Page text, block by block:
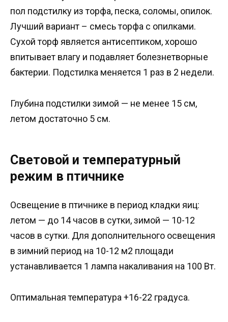
пол подстилку из торфа, песка, соломы, опилок.
Лучший вариант – смесь торфа с опилками.
Сухой торф является антисептиком, хорошо
впитывает влагу и подавляет болезнетворные
бактерии. Подстилка меняется 1 раз в 2 недели.
Глубина подстилки зимой — не менее 15 см,
летом достаточно 5 см.
Световой и температурный
режим в птичнике
Освещение в птичнике в период кладки яиц:
летом — до 14 часов в сутки, зимой — 10-12
часов в сутки. Для дополнительного освещения
в зимний период на 10-12 м2 площади
устанавливается 1 лампа накаливания на 100 Вт.
Оптимальная температура +16-22 градуса.